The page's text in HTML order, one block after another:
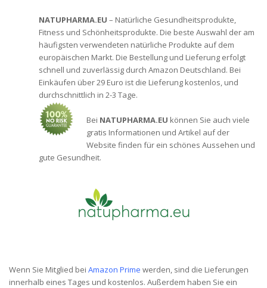
NATUPHARMA.EU – Natürliche Gesundheitsprodukte,
Fitness und Schönheitsprodukte. Die beste Auswahl der am
häufigsten verwendeten natürliche Produkte auf dem
europäischen Markt. Die Bestellung und Lieferung erfolgt
schnell und zuverlässig durch Amazon Deutschland. Bei
Einkäufen über 29 Euro ist die Lieferung kostenlos, und
durchschnittlich in 2-3 Tage.
Bei NATUPHARMA.EU können Sie auch viele
gratis Informationen und Artikel auf der
Website finden für ein schönes Aussehen und
gute Gesundheit.
Wenn Sie Mitglied bei Amazon Prime werden, sind die Lieferungen
innerhalb eines Tages und kostenlos. Außerdem haben Sie ein